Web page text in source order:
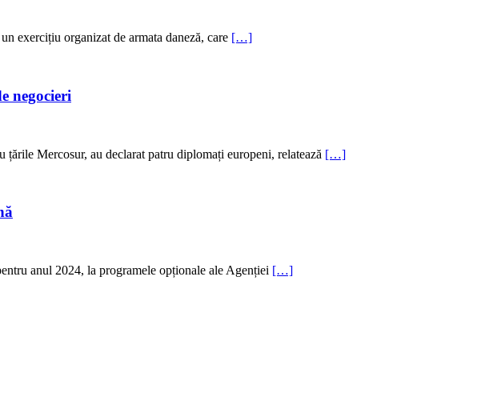
exercițiu organizat de armata daneză, care […]
negocieri
Mercosur, au declarat patru diplomați europeni, relatează […]
anul 2024, la programele opționale ale Agenției […]